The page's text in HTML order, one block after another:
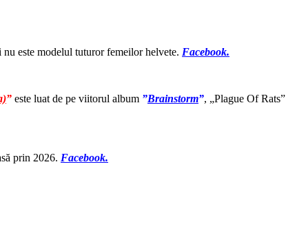
este modelul tuturor femeilor helvete. Facebook.
” este luat de pe viitorul album ”Brainstorm”, „Plague Of Rats”
prin 2026. Facebook.